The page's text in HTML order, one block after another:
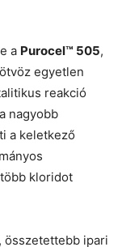
a Purocel™ 505,
egyetlen
reakció
nagyobb
a keletkező
kloridot
összetettebb ipari